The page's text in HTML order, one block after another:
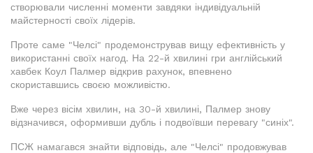
створювали численні моменти завдяки індивідуальній
майстерності своїх лідерів.
Проте саме "Челсі" продемонстрував вищу ефективність у
використанні своїх нагод. На 22-й хвилині гри англійський
хавбек Коул Палмер відкрив рахунок, впевнено
скориставшись своєю можливістю.
Вже через вісім хвилин, на 30-й хвилині, Палмер знову
відзначився, оформивши дубль і подвоївши перевагу "синіх".
ПСЖ намагався знайти відповідь, але "Челсі" продовжував